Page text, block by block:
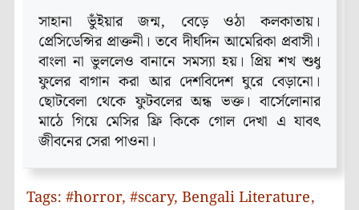
সাহানা ভুঁইয়ার জন্ম, বেড়ে ওঠা কলকাতায়।
প্রেসিডেন্সির প্রাক্তনী। তবে দীর্ঘদিন আমেরিকা প্রবাসী।
বাংলা না ভুললেও বানানে সমস্যা হয়। প্রিয় শখ শুধু
ফুলের বাগান করা আর দেশবিদেশ ঘুরে বেড়ানো।
ছোটবেলা থেকে ফুটবলের অন্ধ ভক্ত। বার্সেলোনার
মাঠে গিয়ে মেসির ফ্রি কিকে গোল দেখা এ যাবৎ
জীবনের সেরা পাওনা।
Tags: #horror, #scary, Bengali Literature,